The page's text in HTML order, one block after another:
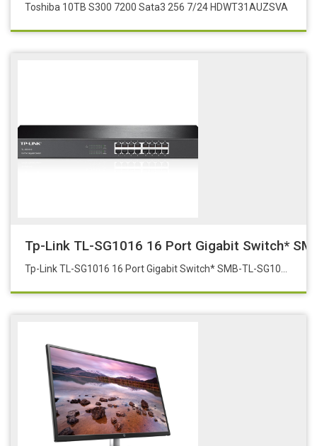
Toshiba 10TB S300 7200 Sata3 256 7/24 HDWT31AUZSVA
Tp-Link TL-SG1016 16 Port Gigabit Switch*